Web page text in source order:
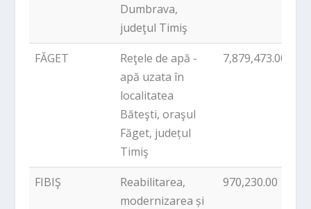
Dumbrava,
judeţul Timiş
FĂGET
Reţele de apă -
apă uzata în
localitatea
Băteşti, oraşul
Făget, județul
Timiş
7,879,473.00
FIBIŞ
Reabilitarea,
modernizarea și
970,230.00